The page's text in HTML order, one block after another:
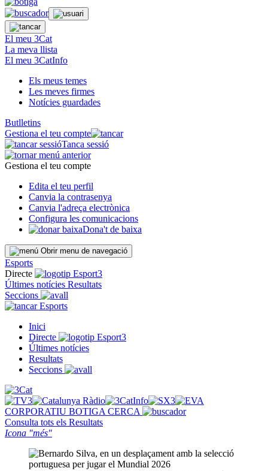
El meu 3Cat
La meva llista
El meu 3CatInfo
Els meus temes
Les meves firmes
Notícies guardades
Butlletins
Gestiona el teu compte
Tanca sessió
Gestiona el teu compte
Edita el teu perfil
Canvia la contrasenya
Canvia l'adreça electrònica
Configura les comunicacions
Dona't de baixa
Obrir menu de navegació
Esports
Directe
Últimes notícies Resultats
Seccions
Esports
Inici
Directe
Últimes notícies
Resultats
Seccions
CORPORATIU BOTIGA CERCA
Consulta tots els Resultats
Icona "més"